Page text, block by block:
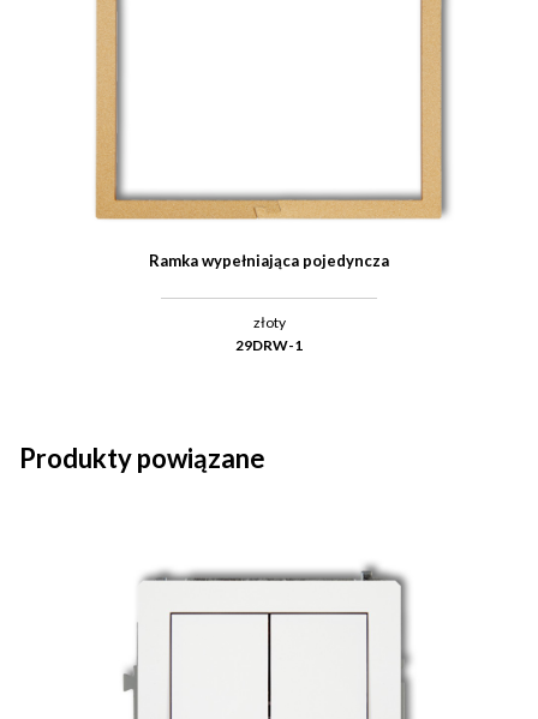
Ramka wypełniająca pojedyncza
złoty
29DRW-1
Produkty powiązane